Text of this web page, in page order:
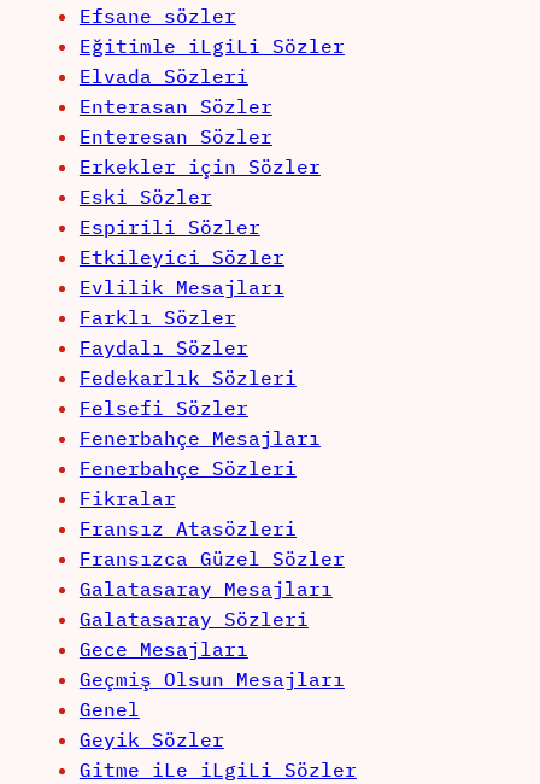
Efsane sözler
Eğitimle iLgiLi Sözler
Elvada Sözleri
Enterasan Sözler
Enteresan Sözler
Erkekler için Sözler
Eski Sözler
Espirili Sözler
Etkileyici Sözler
Evlilik Mesajları
Farklı Sözler
Faydalı Sözler
Fedekarlık Sözleri
Felsefi Sözler
Fenerbahçe Mesajları
Fenerbahçe Sözleri
Fikralar
Fransız Atasözleri
Fransızca Güzel Sözler
Galatasaray Mesajları
Galatasaray Sözleri
Gece Mesajları
Geçmiş Olsun Mesajları
Genel
Geyik Sözler
Gitme iLe iLgiLi Sözler